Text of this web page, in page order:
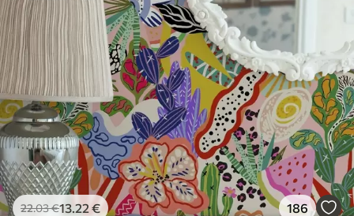
65.00 .00 € /m²
22.03€13.22€ 186